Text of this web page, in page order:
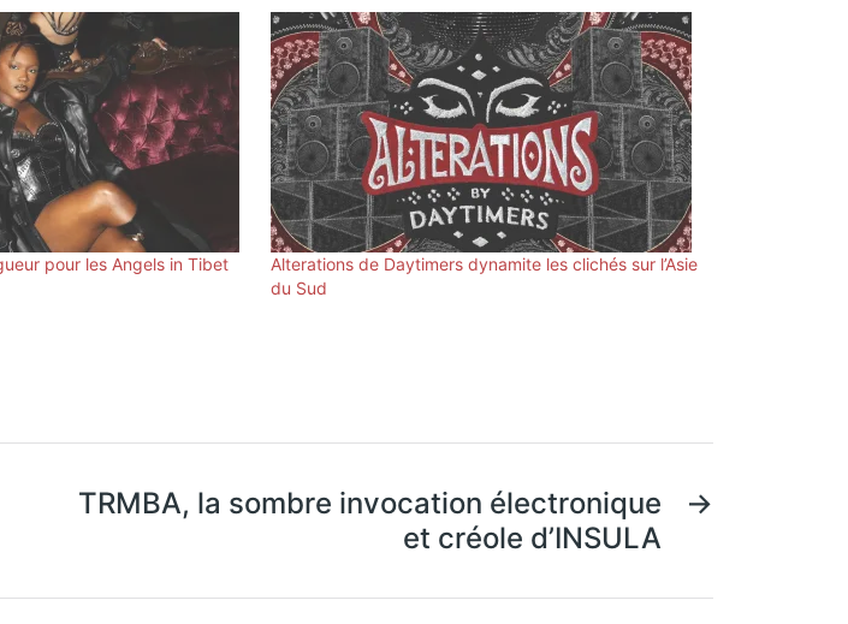
pour les Angels in Tibet
Alterations de Daytimers dynamite les clichés sur l’Asie
du Sud
→
TRMBA, la sombre invocation électronique
et créole d’INSULA